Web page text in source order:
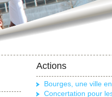
Actions
Bourges, une ville
Concertation pour